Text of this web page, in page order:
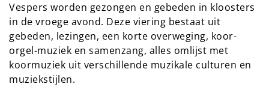
Vespers worden gezongen en gebeden in kloosters
in de vroege avond. Deze viering bestaat uit
gebeden, lezingen, een korte overweging, koor-
orgel-muziek en samenzang, alles omlijst met
koormuziek uit verschillende muzikale culturen en
muziekstijlen.